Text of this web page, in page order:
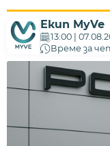
Екип MyVe
13:00 |
Време за